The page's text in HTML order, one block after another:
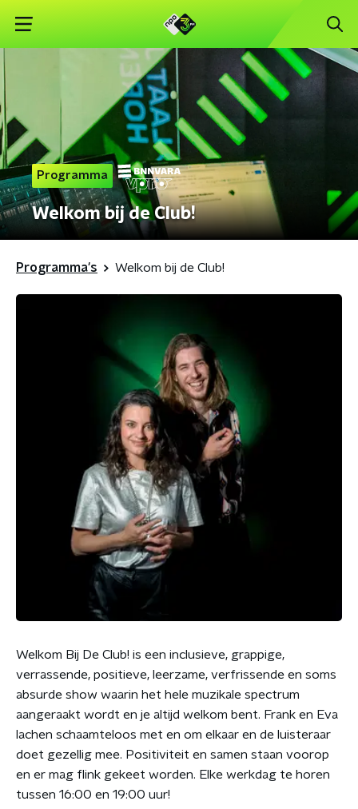
Programma
Welkom bij de Club!
Programma's Welkom bij de Club!
Welkom Bij De Club! is een inclusieve, grappige,
verrassende, positieve, leerzame, verfrissende en soms
absurde show waarin het hele muzikale spectrum
aangeraakt wordt en je altijd welkom bent. Frank en Eva
lachen schaamteloos met en om elkaar en de luisteraar
doet gezellig mee. Positiviteit en samen staan voorop
en er mag flink gekeet worden. Elke werkdag te horen
tussen 16:00 en 19:00 uur!